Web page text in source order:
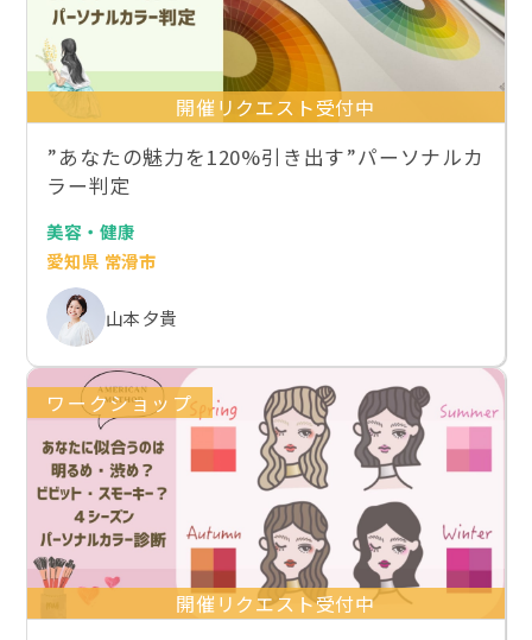
開催リクエスト受付中
”あなたの魅力を120%引き出す”パーソナルカ
ラー判定
美容・健康
愛知県 常滑市
山本 夕貴
ワークショップ
開催リクエスト受付中